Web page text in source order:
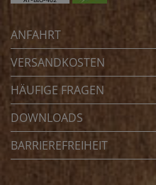
ANFAHRT
VERSANDKOSTEN
HÄUFIGE FRAGEN
DOWNLOADS
BARRIEREFREIHEIT